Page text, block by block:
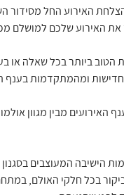
האירוע החל מסידור
האירוע שלכם למושלם
הטוב ביותר בכל שאלה או
ומהמתקדמות בענף
מבין מגוון
הישיבה המעוצבים
בכל חלקי האולם,